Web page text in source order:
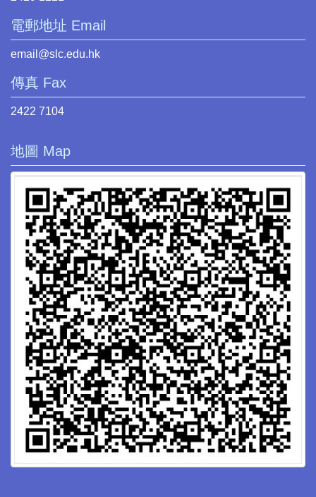
電郵地址 Email
email@slc.edu.hk
傳真 Fax
2422 7104
地圖 Map